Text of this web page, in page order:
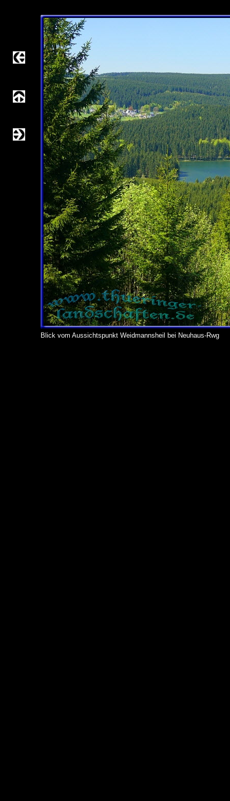
Blick vom Aussichtspunkt Weidmannsheil bei Neuhaus-Rwg